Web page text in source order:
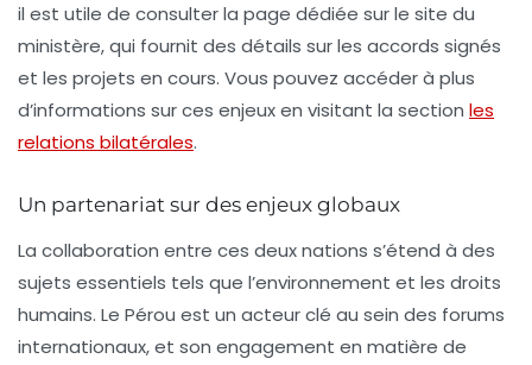
il est utile de consulter la page dédiée sur le site du
ministère, qui fournit des détails sur les accords signés
et les projets en cours. Vous pouvez accéder à plus
d’informations sur ces enjeux en visitant la section les
relations bilatérales.
Un partenariat sur des enjeux globaux
La collaboration entre ces deux nations s’étend à des
sujets essentiels tels que l’environnement et les droits
humains. Le Pérou est un acteur clé au sein des forums
internationaux, et son engagement en matière de